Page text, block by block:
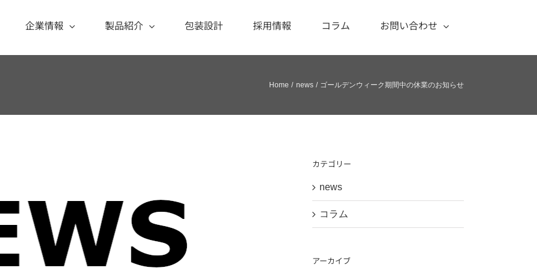
企業情報 製品紹介 包装設計 採用情報 コラム お問い合わせ
Home news ゴールデンウィーク期間中の休業のお知らせ
カテゴリー
news
コラム
アーカイブ